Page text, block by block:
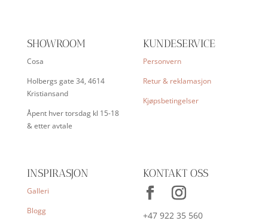
SHOWROOM
Cosa
Holbergs gate 34, 4614
Kristiansand
Åpent hver torsdag kl 15-18
& etter avtale
KUNDESERVICE
Personvern
Retur & reklamasjon
Kjøpsbetingelser
INSPIRASJON
Galleri
Blogg
KONTAKT OSS
+47 922 35 560